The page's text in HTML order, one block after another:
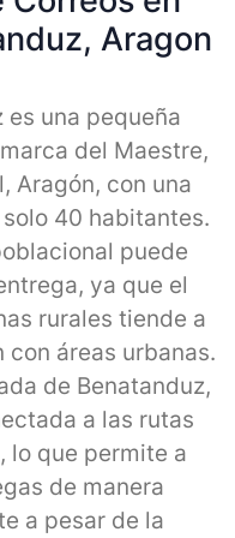
Aragon
es una pequeña
del Maestre,
Aragón, con una
40 habitantes.
puede
ya que el
rurales tiende a
con áreas urbanas.
de Benatanduz,
a las rutas
lo que permite a
de manera
a pesar de la